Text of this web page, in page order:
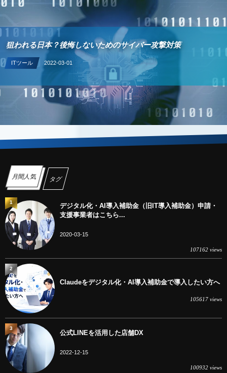
しないためのサイバー攻撃対策
月間人気 タグ
デジタル化・AI導入補助金（旧IT導入補助金）申請・
支援事業者はこちら...
2020-03-15
107162 views
1
Claudeをデジタル化・AI導入補助金で導入したい方へ
105617 views
2
公式LINEを活用した店舗DX
2022-12-15
100932 views
3